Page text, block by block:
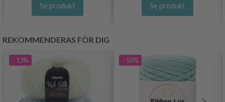
Se produkt Se produkt
REKOMMENDERAS FÖR DIG
- 13% - 50%